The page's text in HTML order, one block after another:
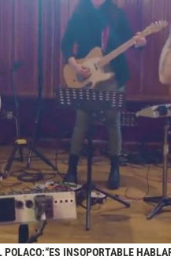
INSOPORTABLE